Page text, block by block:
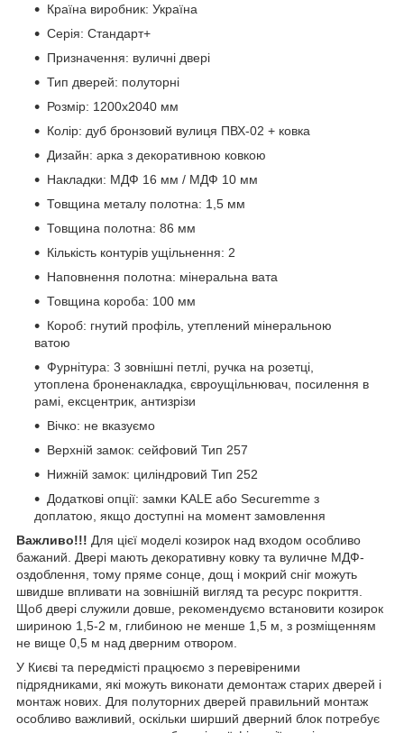
Країна виробник: Україна
Серія: Стандарт+
Призначення: вуличні двері
Тип дверей: полуторні
Розмір: 1200х2040 мм
Колір: дуб бронзовий вулиця ПВХ-02 + ковка
Дизайн: арка з декоративною ковкою
Накладки: МДФ 16 мм / МДФ 10 мм
Товщина металу полотна: 1,5 мм
Товщина полотна: 86 мм
Кількість контурів ущільнення: 2
Наповнення полотна: мінеральна вата
Товщина короба: 100 мм
Короб: гнутий профіль, утеплений мінеральною
ватою
Фурнітура: 3 зовнішні петлі, ручка на розетці,
утоплена броненакладка, євроущільнювач, посилення в
рамі, ексцентрик, антизрізи
Вічко: не вказуємо
Верхній замок: сейфовий Тип 257
Нижній замок: циліндровий Тип 252
Додаткові опції: замки KALE або Securemme з
доплатою, якщо доступні на момент замовлення
Важливо!!! Для цієї моделі козирок над входом особливо
бажаний. Двері мають декоративну ковку та вуличне МДФ-
оздоблення, тому пряме сонце, дощ і мокрий сніг можуть
швидше впливати на зовнішній вигляд та ресурс покриття.
Щоб двері служили довше, рекомендуємо встановити козирок
шириною 1,5-2 м, глибиною не менше 1,5 м, з розміщенням
не вище 0,5 м над дверним отвором.
У Києві та передмісті працюємо з перевіреними
підрядниками, які можуть виконати демонтаж старих дверей і
монтаж нових. Для полуторних дверей правильний монтаж
особливо важливий, оскільки ширший дверний блок потребує